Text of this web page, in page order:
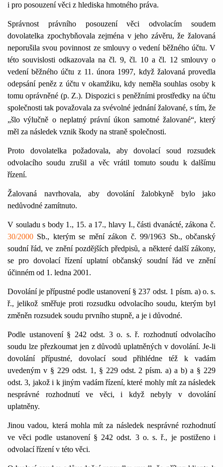
i pro posouzení věci z hlediska hmotného práva.
Správnost právního posouzení věci odvolacím soudem
dovolatelka zpochybňovala zejména v jeho závěru, že žalovaná
neporušila svou povinnost ze smlouvy o vedení běžného účtu. V
této souvislosti odkazovala na čl. 9, čl. 10 a čl. 1 2 smlouvy o
vedení běžného účtu z 11 . února 1997, když žalovaná provedla
odepsání peněz z účtu v okamžiku, kdy neměla souhlas osoby k
tomu oprávněné (p. Z.). Dispozici s peněžními prostředky na účtu
společnosti tak považovala za svévolné jednání žalované, s tím, že
„šlo výlučně o neplatný právní úkon samotné žalované“, který
měl za následek vznik škody na straně společnosti.
Proto dovolatelka požadovala, aby dovolací soud rozsudek
odvolacího soudu zrušil a věc vrátil tomuto soudu k dalšímu
řízení.
Žalovaná navrhovala, aby dovolání žalobkyně bylo jako
nedůvodné zamítnuto.
V souladu s body 1 ., 1 5. a 1 7., hlavy I., části dvanácté, zákona č.
30/2000 Sb., kterým se mění zákon č. 99/1963 Sb., občanský
soudní řád, ve znění pozdějších předpisů, a některé další zákony,
se pro dovolací řízení uplatní občanský soudní řád ve znění
účinném od 1 . ledna 2001 .
Dovolání je přípustné podle ustanovení § 237 odst. 1 písm. a) o. s.
ř., jelikož směřuje proti rozsudku odvolacího soudu, kterým byl
změněn rozsudek soudu prvního stupně, a je i důvodné.
Podle ustanovení § 242 odst. 3 o. s. ř. rozhodnutí odvolacího
soudu lze přezkoumat jen z důvodů uplatněných v dovolání. Je-li
dovolání přípustné, dovolací soud přihlédne též k vadám
uvedeným v § 229 odst. 1 , § 229 odst. 2 písm. a) a b) a § 229
odst. 3, jakož i k jiným vadám řízení, které mohly mít za následek
nesprávné rozhodnutí ve věci, i když nebyly v dovolání
uplatněny.
Jinou vadou, která mohla mít za následek nesprávné rozhodnutí
ve věci podle ustanovení § 242 odst. 3 o. s. ř., je postiženo i
odvolací řízení v této věci.